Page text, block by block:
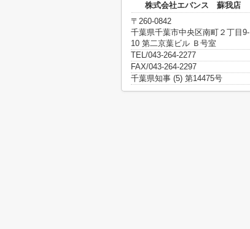
株式会社エバンス 蘇我店
〒260-0842
千葉県千葉市中央区南町２丁目9-
10 第二京葉ビル Ｂ号室
TEL/043-264-2277
FAX/043-264-2297
千葉県知事 (5) 第14475号